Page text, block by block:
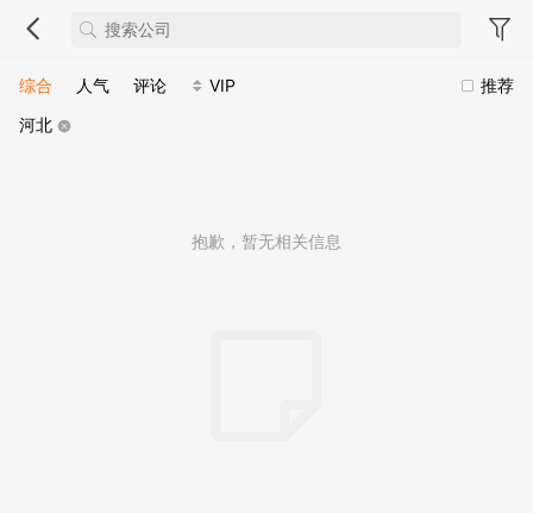
推荐
综合 人气 评论
VIP
河北
抱歉，暂无相关信息